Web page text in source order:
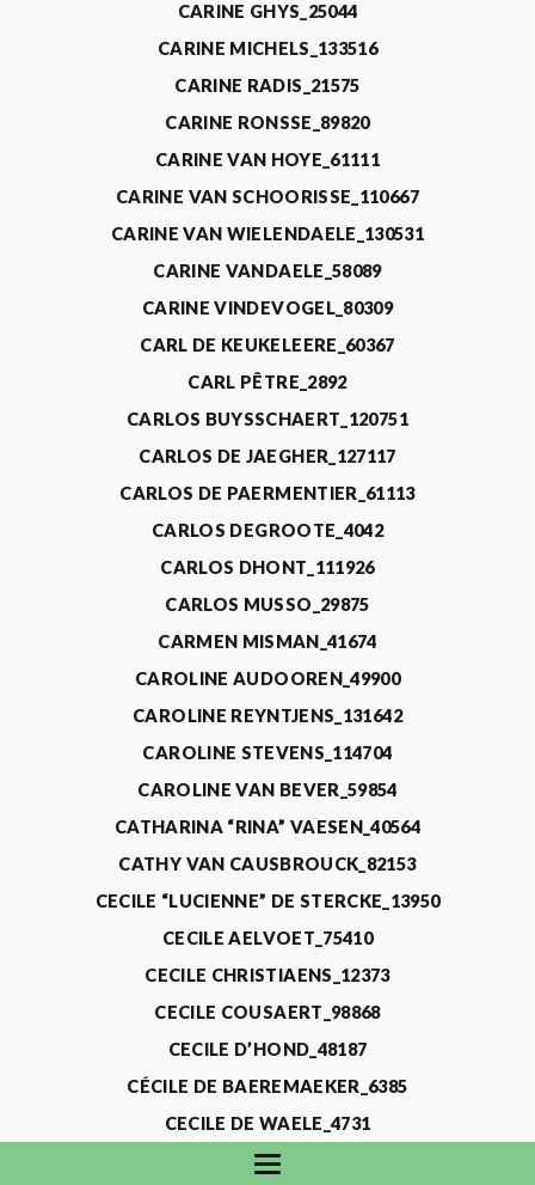
CARINE GHYS_25044
CARINE MICHELS_133516
CARINE RADIS_21575
CARINE RONSSE_89820
CARINE VAN HOYE_61111
CARINE VAN SCHOORISSE_110667
CARINE VAN WIELENDAELE_130531
CARINE VANDAELE_58089
CARINE VINDEVOGEL_80309
CARL DE KEUKELEERE_60367
CARL PÊTRE_2892
CARLOS BUYSSCHAERT_120751
CARLOS DE JAEGHER_127117
CARLOS DE PAERMENTIER_61113
CARLOS DEGROOTE_4042
CARLOS DHONT_111926
CARLOS MUSSO_29875
CARMEN MISMAN_41674
CAROLINE AUDOOREN_49900
CAROLINE REYNTJENS_131642
CAROLINE STEVENS_114704
CAROLINE VAN BEVER_59854
CATHARINA “RINA” VAESEN_40564
CATHY VAN CAUSBROUCK_82153
CECILE “LUCIENNE” DE STERCKE_13950
CECILE AELVOET_75410
CECILE CHRISTIAENS_12373
CECILE COUSAERT_98868
CECILE D’HOND_48187
CÉCILE DE BAEREMAEKER_6385
CECILE DE WAELE_4731
CECILE DEVOS_115318